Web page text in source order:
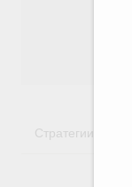
Стратегии